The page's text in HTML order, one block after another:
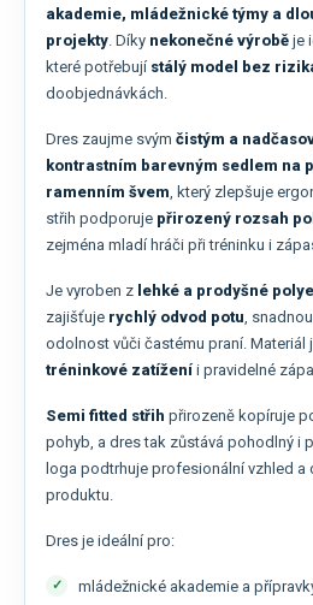
akademie, mládežnické týmy a
projekty. Díky nekonečné výrobě je
které potřebují stálý model bez
doobjednávkách.
Dres zaujme svým čistým a
kontrastním barevným sedlem na
ramenním švem, který zlepšuje
střih podporuje přirozený rozsah
zejména mladí hráči při tréninku i
Je vyroben z lehké a prodyšné
zajišťuje rychlý odvod potu,
odolnost vůči častému praní. Materiál
tréninkové zatížení i pravidelné
Semi fitted střih přirozeně kopíruje
pohyb, a dres tak zůstává pohodlný i
loga podtrhuje profesionální vzhled a
produktu.
Dres je ideální pro:
mládežnické akademie a